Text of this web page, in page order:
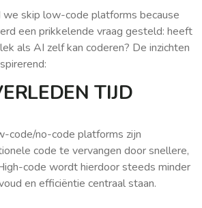
we skip low-code platforms because
een prikkelende vraag gesteld: heeft
als AI zelf kan coderen? De inzichten
TIJD
code/no-code platforms zijn
code te vervangen door snellere,
code wordt hierdoor steeds minder
en efficiëntie centraal staan.